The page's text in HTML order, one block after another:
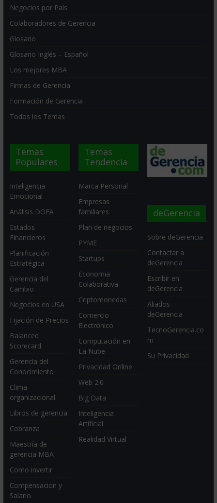
Negocios por País
Colaboradores de Gerencia
Glosario
Glosario Inglés – Español
Los mejores MBA
Firmas de Gerencia
Formación de Gerencia
Todos los Temas
Temas
Populares
Inteligencia
Emocional
Análisis DOFA
Estados
Financieros
Planificación
Estratégica
Gerencia del
Cambio
Negocios en USA
Fijación de Precios
Balanced
Scorecard
Gerencia del
Conocimiento
Clima
organizacional
Libros de gerencia
Cobranza
Maestría de
gerencia MBA
Como invertir
Compensacion y
Salario
Temas
Tendencia
Marca Personal
Empresas
familiares
Plan de negocios
PYME
Startups
Economia
Colaborativa
Criptomonedas
Comercio
Electrónico
Computación en
La Nube
Privacidad Online
Web 2.0
Big Data
Inteligencia
Artificial
Realidad Virtual
deGerencia
Sobre deGerencia
Contactar a
deGerencia
Escribir en
deGerencia
Aliados
deGerencia
TecnoGerencia.co
m
Su Privacidad